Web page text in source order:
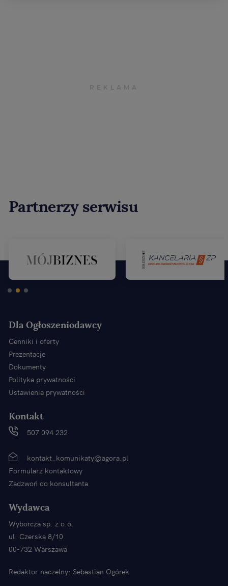
Partnerzy serwisu
Dla Ogłoszeniodawcy
Cenniki i oferty
Prezentacje
Dokumenty
Polityka prywatności
Ustawienia prywatności
Kontakt
507 094 232
kontakt_komunikaty@agora.pl
Formularz kontaktowy
Zadzwoń do konsultanta
Wydawca
Wyborcza sp. z o.o.
ul. Czerska 8/10
00-732 Warszawa
Redaktor naczelny: Sebastian Ogórek